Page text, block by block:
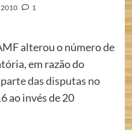
1
alterou o número de
em razão do
das disputas no
ao invés de 20